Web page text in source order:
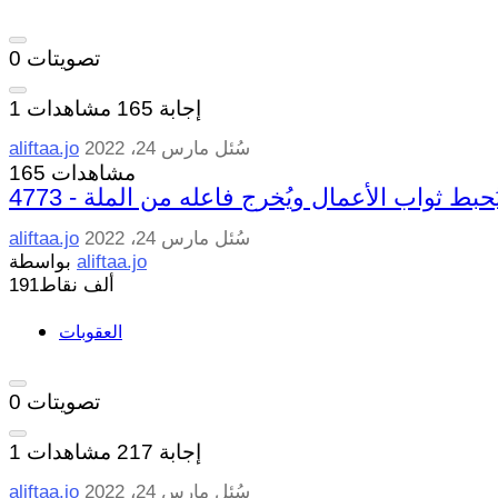
0 تصويتات
1 إجابة 165 مشاهدات
aliftaa.jo سُئل مارس 24، 2022
165 مشاهدات
يُحبط ثواب الأعمال ويُخرج فاعله من الملة
aliftaa.jo سُئل مارس 24، 2022
aliftaa.jo
191ألف نقاط
العقوبات
0 تصويتات
1 إجابة 217 مشاهدات
aliftaa.jo سُئل مارس 24، 2022